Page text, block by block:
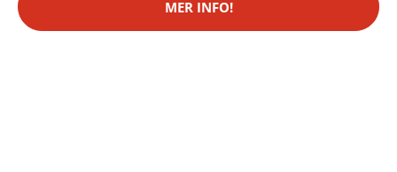
MER INFO!